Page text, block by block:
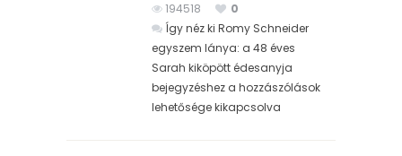
194518
0
Így néz ki Romy Schneider
egyszem lánya: a 48 éves
Sarah kiköpött édesanyja
bejegyzéshez a hozzászólások
lehetősége kikapcsolva